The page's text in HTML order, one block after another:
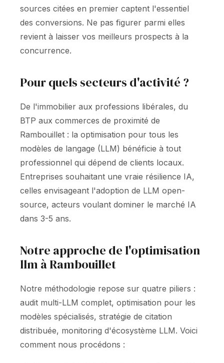
sources citées en premier captent l'essentiel
des conversions. Ne pas figurer parmi elles
revient à laisser vos meilleurs prospects à la
concurrence.
Pour quels secteurs d'activité ?
De l'immobilier aux professions libérales, du
BTP aux commerces de proximité de
Rambouillet : la optimisation pour tous les
modèles de langage (LLM) bénéficie à tout
professionnel qui dépend de clients locaux.
Entreprises souhaitant une vraie résilience IA,
celles envisageant l'adoption de LLM open-
source, acteurs voulant dominer le marché IA
dans 3-5 ans.
Notre approche de l'optimisation
llm à Rambouillet
Notre méthodologie repose sur quatre piliers :
audit multi-LLM complet, optimisation pour les
modèles spécialisés, stratégie de citation
distribuée, monitoring d'écosystème LLM. Voici
comment nous procédons :